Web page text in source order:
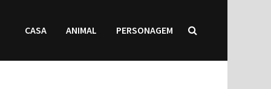
CASA ANIMAL PERSONAGEM